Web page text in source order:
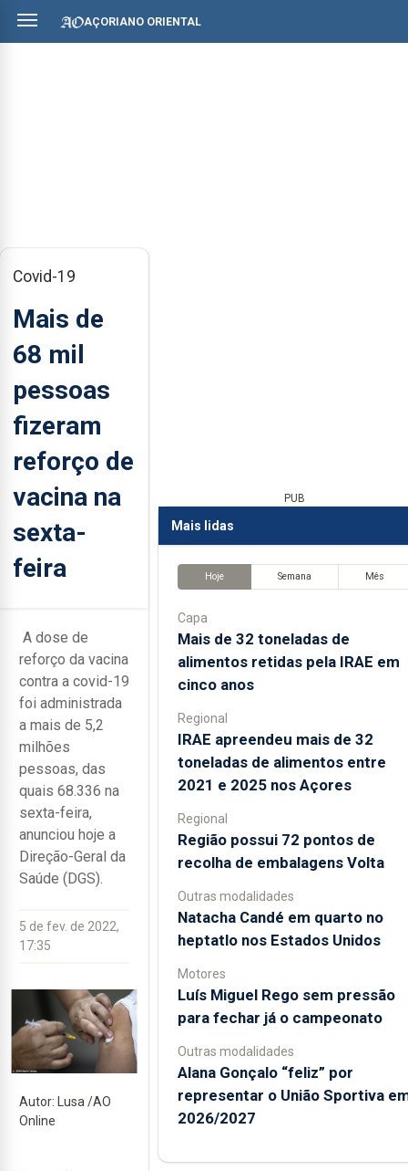
AÇORIANO ORIENTAL
Covid-19
Mais de
68 mil
pessoas
fizeram
reforço de
vacina na
sexta-
feira
A dose de
reforço da vacina
contra a covid-19
foi administrada
a mais de 5,2
milhões
pessoas, das
quais 68.336 na
sexta-feira,
anunciou hoje a
Direção-Geral da
Saúde (DGS).
5 de fev. de 2022,
17:35
Autor: Lusa /AO
Online
PUB
Mais lidas
Hoje Semana Mês
Capa
Mais de 32 toneladas de
alimentos retidas pela IRAE em
cinco anos
Regional
IRAE apreendeu mais de 32
toneladas de alimentos entre
2021 e 2025 nos Açores
Regional
Região possui 72 pontos de
recolha de embalagens Volta
Outras modalidades
Natacha Candé em quarto no
heptatlo nos Estados Unidos
Motores
Luís Miguel Rego sem pressão
para fechar já o campeonato
Outras modalidades
Alana Gonçalo “feliz” por
representar o União Sportiva
2026/2027